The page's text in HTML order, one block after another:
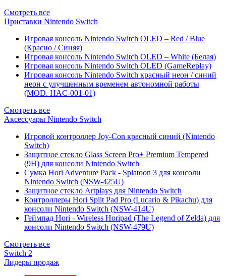
Смотреть все
Приставки Nintendo Switch
Игровая консоль Nintendo Switch OLED – Red / Blue
(Красно / Синяя)
Игровая консоль Nintendo Switch OLED – White (Белая)
Игровая консоль Nintendo Switch OLED (GameReplay)
Игровая консоль Nintendo Switch красный неон / синий
неон с улучшенным временем автономной работы
(MOD. HAC-001-01)
Смотреть все
Аксессуары Nintendo Switch
Игровой контроллер Joy-Con красный синий (Nintendo
Switch)
Защитное стекло Glass Screen Pro+ Premium Tempered
(9H) для консоли Nintendo Switch
Сумка Hori Adventure Pack - Splatoon 3 для консоли
Nintendo Switch (NSW-425U)
Защитное стекло Artplays для Nintendo Switch
Контроллеры Hori Split Pad Pro (Lucario & Pikachu) для
консоли Nintendo Switch (NSW-414U)
Геймпад Hori - Wireless Horipad (The Legend of Zelda) для
консоли Nintendo Switch (NSW-479U)
Смотреть все
Switch 2
Лидеры продаж